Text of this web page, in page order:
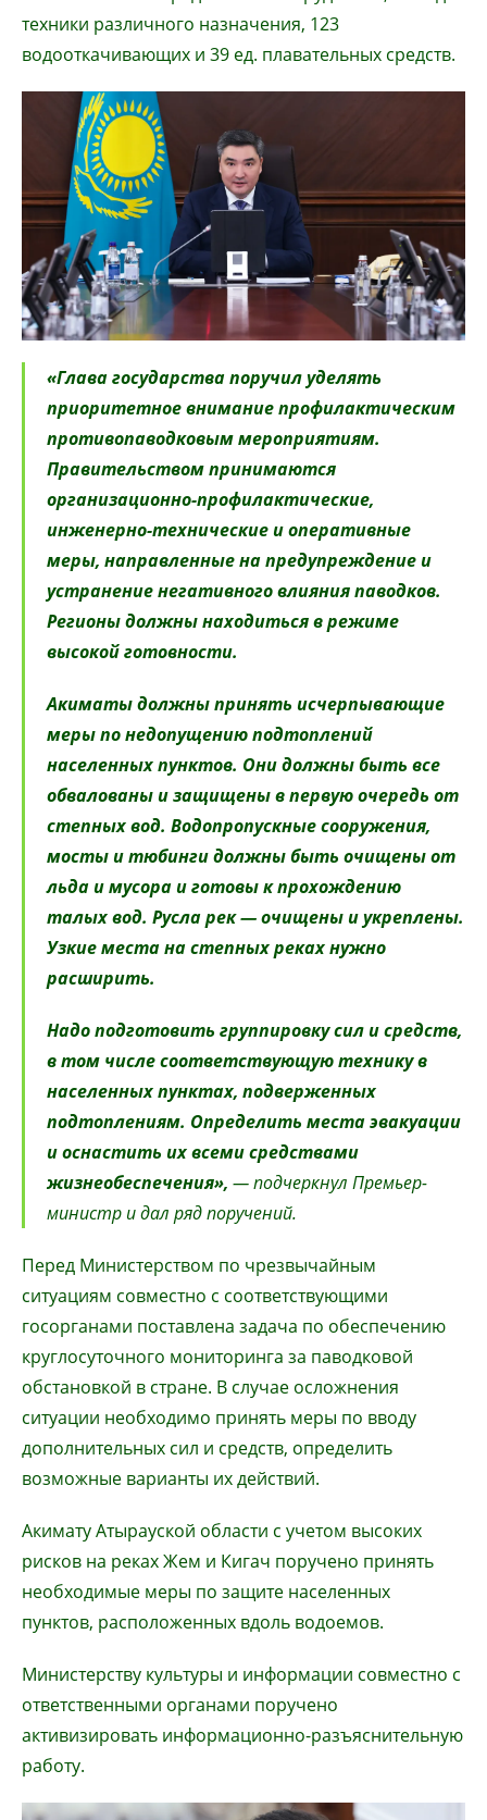
техники различного назначения, 123
водооткачивающих и 39 ед. плавательных средств.
«Глава государства поручил уделять
приоритетное внимание профилактическим
противопаводковым мероприятиям.
Правительством принимаются
организационно-профилактические,
инженерно-технические и оперативные
меры, направленные на предупреждение и
устранение негативного влияния паводков.
Регионы должны находиться в режиме
высокой готовности.
Акиматы должны принять исчерпывающие
меры по недопущению подтоплений
населенных пунктов. Они должны быть все
обвалованы и защищены в первую очередь от
степных вод. Водопропускные сооружения,
мосты и тюбинги должны быть очищены от
льда и мусора и готовы к прохождению
талых вод. Русла рек — очищены и укреплены.
Узкие места на степных реках нужно
расширить.
Надо подготовить группировку сил и средств,
в том числе соответствующую технику в
населенных пунктах, подверженных
подтоплениям. Определить места эвакуации
и оснастить их всеми средствами
жизнеобеспечения», — подчеркнул Премьер-
министр и дал ряд поручений.
Перед Министерством по чрезвычайным
ситуациям совместно с соответствующими
госорганами поставлена задача по обеспечению
круглосуточного мониторинга за паводковой
обстановкой в стране. В случае осложнения
ситуации необходимо принять меры по вводу
дополнительных сил и средств, определить
возможные варианты их действий.
Акимату Атырауской области с учетом высоких
рисков на реках Жем и Кигач поручено принять
необходимые меры по защите населенных
пунктов, расположенных вдоль водоемов.
Министерству культуры и информации совместно с
ответственными органами поручено
активизировать информационно-разъяснительную
работу.